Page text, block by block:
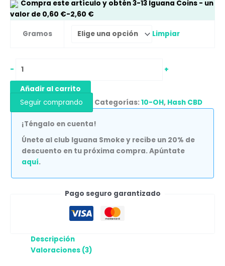
Compra este artículo y obtén3-13 Iguana Coins - un
valor de 0,60 €-2,60 €
Gramos Limpiar
- +
Añadir al carrito
Seguir comprando
Categorías:10-OH, Hash CBD
¡Téngalo en cuenta!
Únete al club Iguana Smoke y recibe un 20% de
descuento en tu próxima compra. Apúntate
aquí.
Pago seguro garantizado
Descripción
Valoraciones (3)